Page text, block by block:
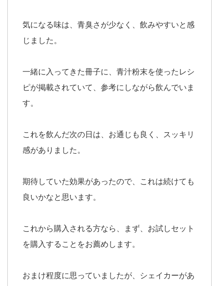
気になる味は、青臭さが少なく、飲みやすいと感
じました。
一緒に入ってきた冊子に、青汁粉末を使ったレシ
ピが掲載されていて、参考にしながら飲んでいま
す。
これを飲んだ次の日は、お通じも良く、スッキリ
感がありました。
期待していた効果があったので、これは続けても
良いかなと思います。
これから購入される方なら、まず、お試しセット
を購入することをお薦めします。
おまけ程度に思っていましたが、シェイカーがあ